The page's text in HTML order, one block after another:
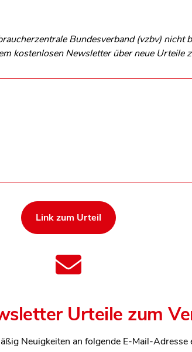
Bundesverband (vzbv) nicht
kostenlosen Newsletter über neue Urteile
Link zum Urteil
Urteile zum
Neuigkeiten an folgende E-Mail-Adresse